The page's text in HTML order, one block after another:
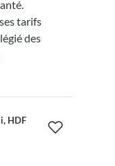
tarifs
des
HDF